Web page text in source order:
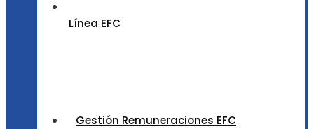
Línea EFC
Gestión Remuneraciones EFC